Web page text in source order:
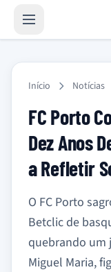
Início Notícias
FC Porto
Dez Anos
a Refletir
O FC Porto
Betclic de
quebrando um
Miguel Maria,